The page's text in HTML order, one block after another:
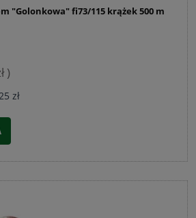
"Golonkowa" fi73/115 krążek 500 m
)
zł